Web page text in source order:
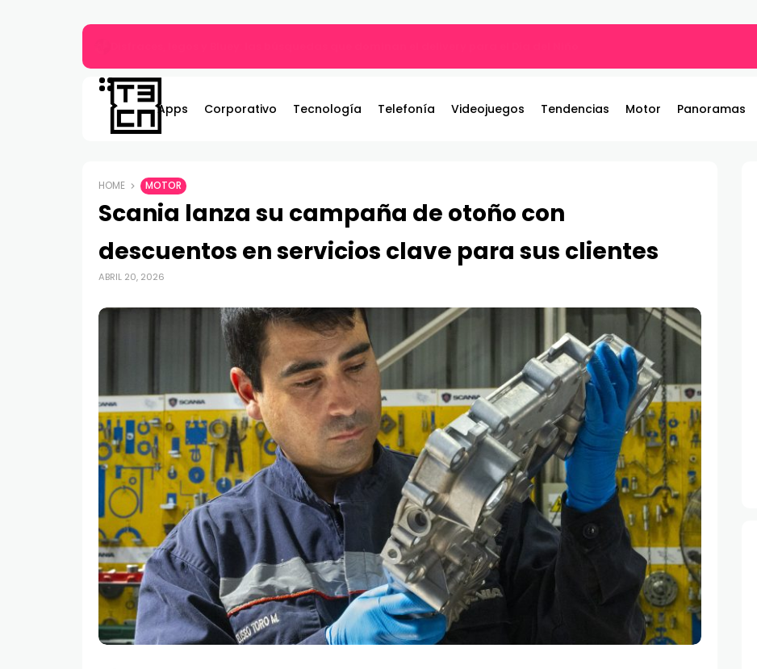
Apps Corporativo Tecnología Telefonía Videojuegos Tendencias Motor Panoramas
HOME MOTOR
Scania lanza su campaña de otoño con
descuentos en servicios clave para sus clientes
ABRIL 20, 2026